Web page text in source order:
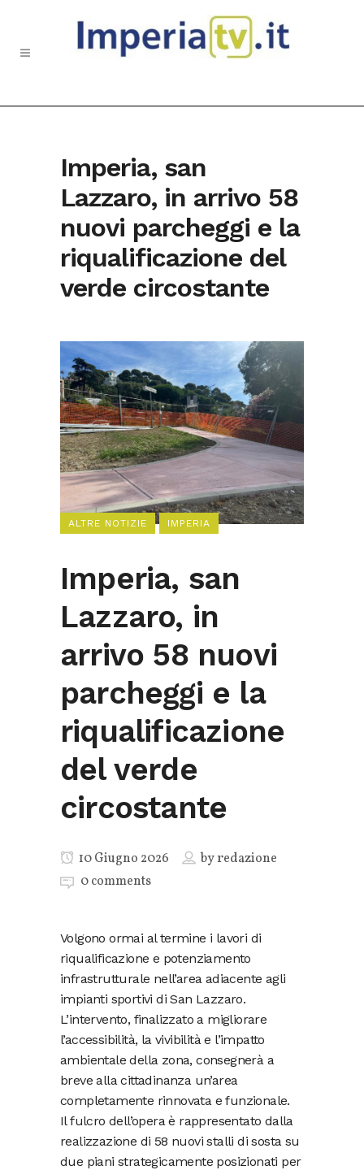
Imperia, san
Lazzaro, in arrivo 58
nuovi parcheggi e la
riqualificazione del
verde circostante
ALTRE NOTIZIE IMPERIA
Imperia, san
Lazzaro, in
arrivo 58 nuovi
parcheggi e la
riqualificazione
del verde
circostante
10 Giugno 2026 byredazione
0 comments
Volgono ormai al termine i lavori di
riqualificazione e potenziamento
infrastrutturale nell’area adiacente agli
impianti sportivi di San Lazzaro.
L’intervento, finalizzato a migliorare
l’accessibilità, la vivibilità e l’impatto
ambientale della zona, consegnerà a
breve alla cittadinanza un’area
completamente rinnovata e funzionale.
Il fulcro dell’opera è rappresentato dalla
realizzazione di 58 nuovi stalli di sosta su
due piani strategicamente posizionati per